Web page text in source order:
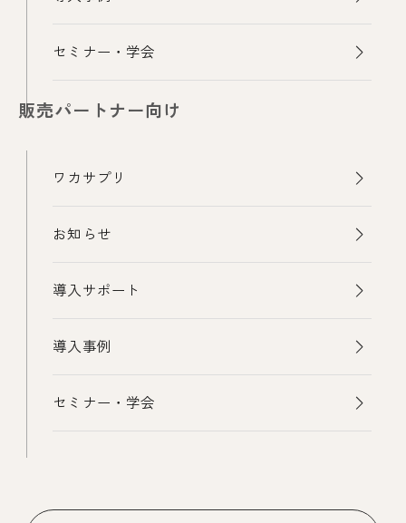
セミナー・学会
販売パートナー向け
ワカサプリ
お知らせ
導入サポート
導入事例
セミナー・学会